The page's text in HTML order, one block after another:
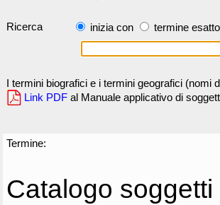
Ricerca inizia con termine esatto
I termini biografici e i termini geografici (nomi
Link PDF al Manuale applicativo di
Termine:
Catalogo soggetti